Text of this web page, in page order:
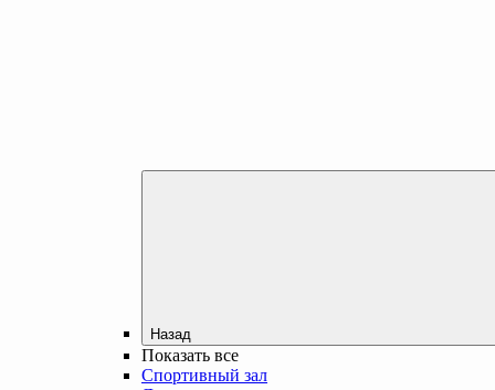
Назад
Показать все
Спортивный зал